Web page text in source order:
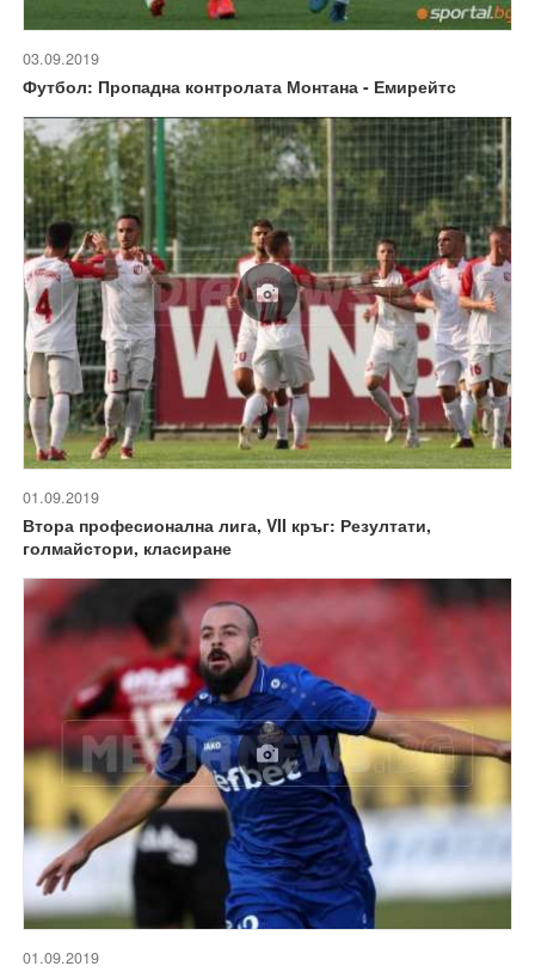
03.09.2019
Футбол: Пропадна контролата Монтана - Емирейтс
01.09.2019
Втора професионална лига, VII кръг: Резултати,
голмайстори, класиране
01.09.2019